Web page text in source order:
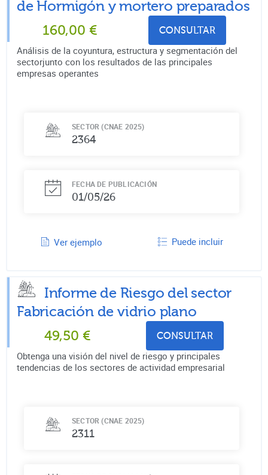
de Hormigón y mortero preparados
160,00 € CONSULTAR
Análisis de la coyuntura, estructura y segmentación del
sectorjunto con los resultados de las principales
empresas operantes
SECTOR (CNAE 2025)
2364
FECHA DE PUBLICACIÓN
01/05/26
Ver ejemplo Puede incluir
Informe de Riesgo del sector
Fabricación de vidrio plano
49,50 € CONSULTAR
Obtenga una visión del nivel de riesgo y principales
tendencias de los sectores de actividad empresarial
SECTOR (CNAE 2025)
2311